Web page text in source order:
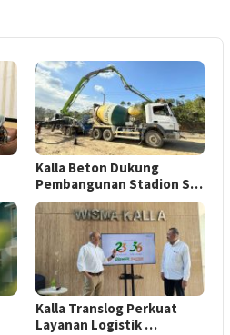
Kalla Beton Dukung
Pembangunan Stadion S…
Kalla Translog Perkuat
Layanan Logistik …